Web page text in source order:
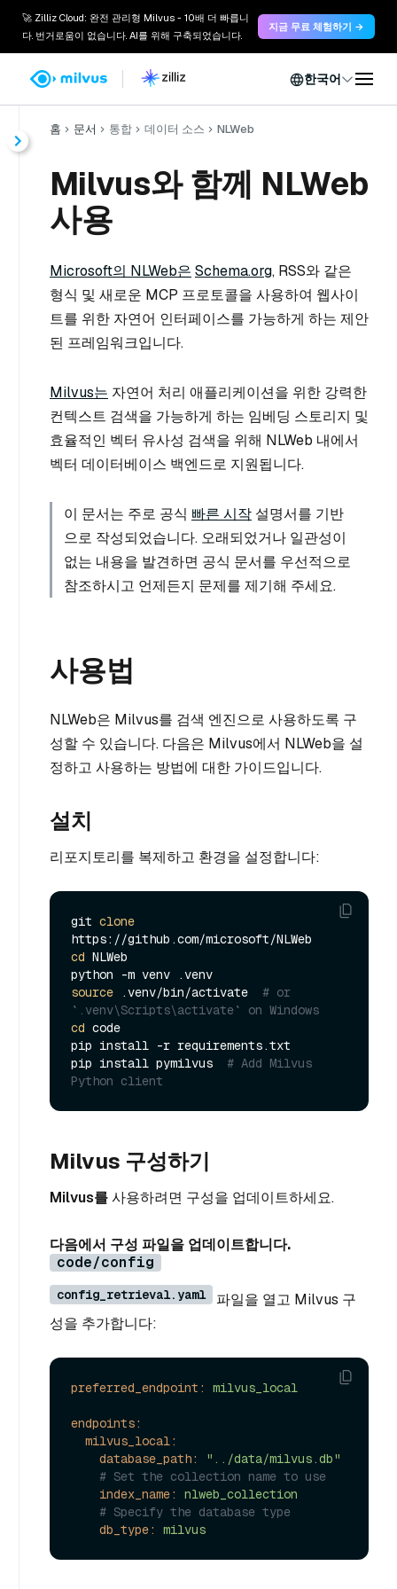
🚀 Zilliz Cloud: 완전 관리형 Milvus - 10배 더 빠릅니
다. 번거로움이 없습니다. AI를 위해 구축되었습니다.
지금 무료 체험하기 →
한국어
홈 문서 통합 데이터 소스 NLWeb
Milvus와 함께 NLWeb
사용
Microsoft의 NLWeb은 Schema.org, RSS와 같은
형식 및 새로운 MCP 프로토콜을 사용하여 웹사이
트를 위한 자연어 인터페이스를 가능하게 하는 제안
된 프레임워크입니다.
Milvus는 자연어 처리 애플리케이션을 위한 강력한
컨텍스트 검색을 가능하게 하는 임베딩 스토리지 및
효율적인 벡터 유사성 검색을 위해 NLWeb 내에서
벡터 데이터베이스 백엔드로 지원됩니다.
이 문서는 주로 공식 빠른 시작설명서를 기반
으로 작성되었습니다. 오래되었거나 일관성이
없는 내용을 발견하면 공식 문서를 우선적으로
참조하시고 언제든지 문제를 제기해 주세요.
사용법
NLWeb은 Milvus를 검색 엔진으로 사용하도록 구
성할 수 있습니다. 다음은 Milvus에서 NLWeb을 설
정하고 사용하는 방법에 대한 가이드입니다.
설치
리포지토리를 복제하고 환경을 설정합니다:
git clone
cd NLWeb
source .venv/bin/activate # or
`.venv\Scripts\activate` on Windows
cd code
pip install -r requirements.txt
pip install pymilvus # Add Milvus
Python client
Milvus 구성하기
Milvus를사용하려면 구성을 업데이트하세요.
다음에서 구성 파일을 업데이트합니다.
code/config
config_retrieval.yaml
파일을 열고 Milvus 구
성을 추가합니다:
preferred_endpoint: milvus_local
endpoints:
milvus_local:
database_path:
"../data/milvus.db"
# Set the collection name to use
index_name:
nlweb_collection
# Specify the database type
db_type:
milvus